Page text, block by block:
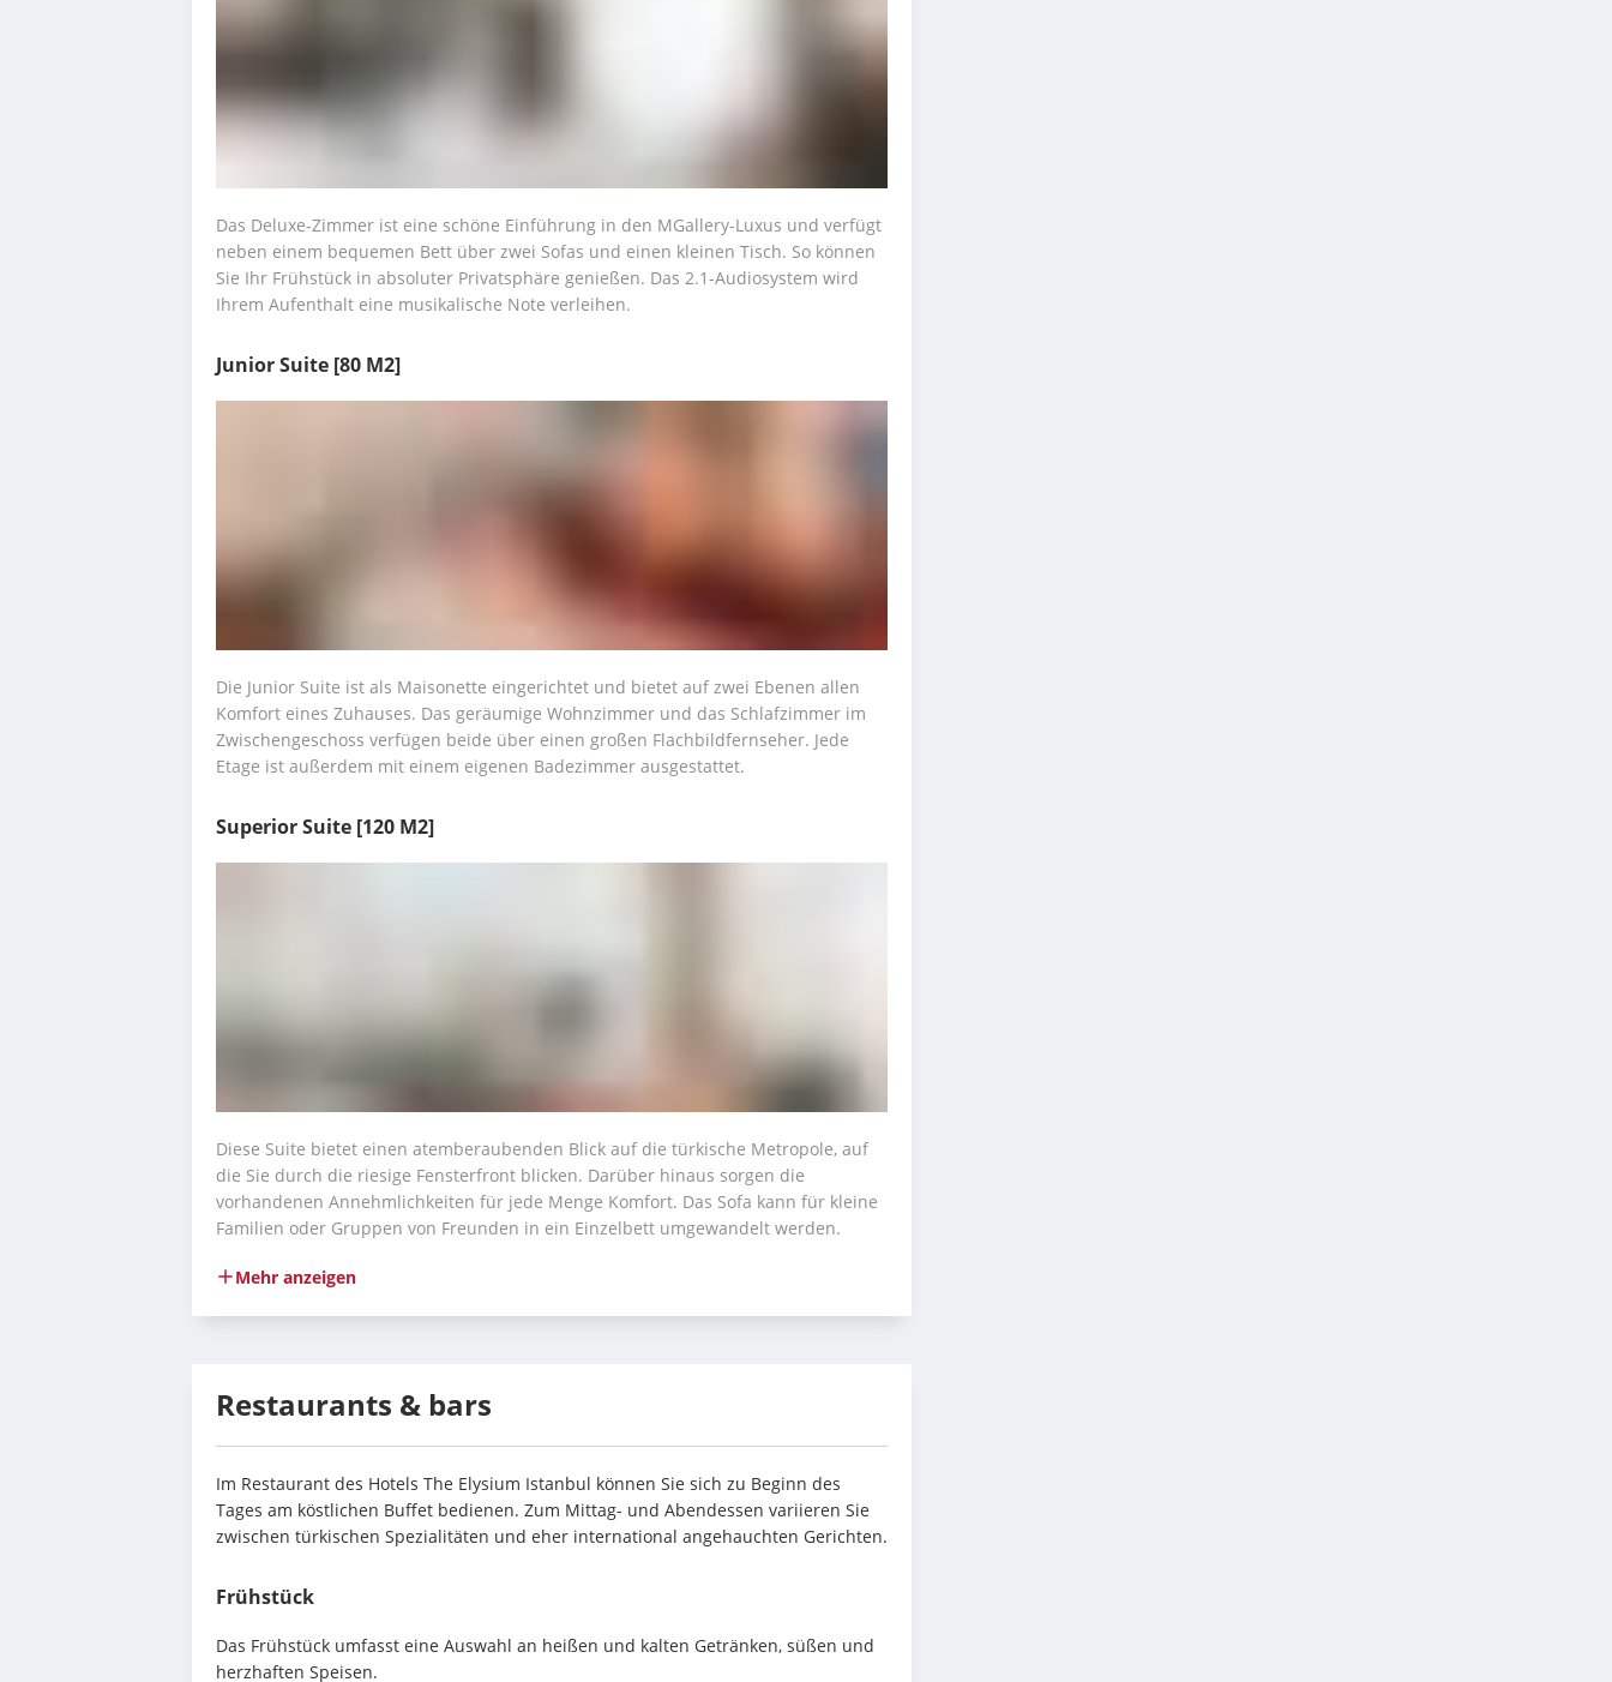
Das Deluxe-Zimmer ist eine schöne Einführung in den MGallery-Luxus und verfügt
neben einem bequemen Bett über zwei Sofas und einen kleinen Tisch. So können
Sie Ihr Frühstück in absoluter Privatsphäre genießen. Das 2.1-Audiosystem wird
Ihrem Aufenthalt eine musikalische Note verleihen.
Junior Suite [80 M2]
Die Junior Suite ist als Maisonette eingerichtet und bietet auf zwei Ebenen allen
Komfort eines Zuhauses. Das geräumige Wohnzimmer und das Schlafzimmer im
Zwischengeschoss verfügen beide über einen großen Flachbildfernseher. Jede
Etage ist außerdem mit einem eigenen Badezimmer ausgestattet.
Superior Suite [120 M2]
Diese Suite bietet einen atemberaubenden Blick auf die türkische Metropole, auf
die Sie durch die riesige Fensterfront blicken. Darüber hinaus sorgen die
vorhandenen Annehmlichkeiten für jede Menge Komfort. Das Sofa kann für kleine
Familien oder Gruppen von Freunden in ein Einzelbett umgewandelt werden.
Mehr anzeigen
Restaurants & bars
Im Restaurant des Hotels The Elysium Istanbul können Sie sich zu Beginn des
Tages am köstlichen Buffet bedienen. Zum Mittag- und Abendessen variieren Sie
zwischen türkischen Spezialitäten und eher international angehauchten Gerichten.
Frühstück
Das Frühstück umfasst eine Auswahl an heißen und kalten Getränken, süßen und
herzhaften Speisen.